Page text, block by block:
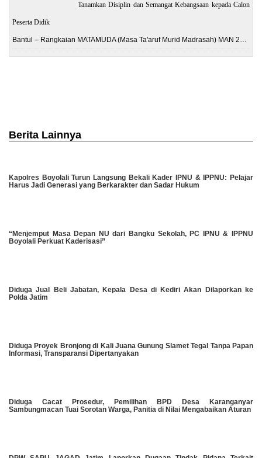
Tanamkan Disiplin dan Semangat Kebangsaan kepada Calon
Peserta Didik
Bantul – Rangkaian MATAMUDA (Masa Ta'aruf Murid Madrasah) MAN 2…
Berita Lainnya
Kapolres Boyolali Turun Langsung Bekali Kader IPNU & IPPNU: Pelajar
Harus Jadi Generasi yang Berkarakter dan Sadar Hukum
“Menjemput Masa Depan NU dari Bangku Sekolah, PC IPNU & IPPNU
Boyolali Perkuat Kaderisasi”
Diduga Jual Beli Jabatan, Kepala Desa di Kediri Akan Dilaporkan ke
Polda Jatim
Diduga Proyek Bronjong di Kali Juana Gunung Slamet Tegal Tanpa Papan
Informasi, Transparansi Dipertanyakan
Diduga Cacat Prosedur, Pemilihan BPD Desa Karanganyar
Sambungmacan Tuai Sorotan Warga, Panitia di Nilai Mengabaikan Aturan